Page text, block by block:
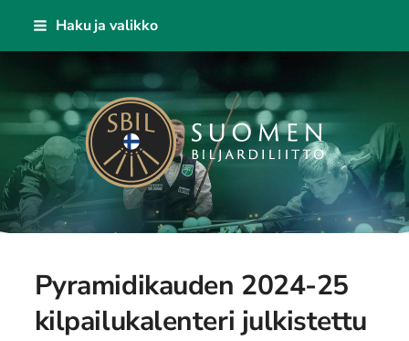
Siirry
Haku ja valikko
Suomen Biljardiliitto ry
Pyramidikauden 2024-25
kilpailukalenteri julkistettu